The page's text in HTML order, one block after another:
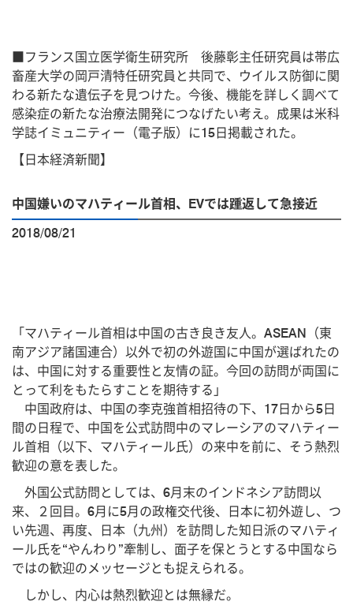
■フランス国立医学衛生研究所 後藤彰主任研究員は帯広
畜産大学の岡戸清特任研究員と共同で、ウイルス防御に関
わる新たな遺伝子を見つけた。今後、機能を詳しく調べて
感染症の新たな治療法開発につなげたい考え。成果は米科
学誌イミュニティー（電子版）に15日掲載された。
【日本経済新聞】
中国嫌いのマハティール首相、EVでは踵返して急接近
2018/08/21
「マハティール首相は中国の古き良き友人。ASEAN（東
南アジア諸国連合）以外で初の外遊国に中国が選ばれたの
は、中国に対する重要性と友情の証。今回の訪問が両国に
とって利をもたらすことを期待する」
中国政府は、中国の李克強首相招待の下、17日から5日
間の日程で、中国を公式訪問中のマレーシアのマハティー
ル首相（以下、マハティール氏）の来中を前に、そう熱烈
歓迎の意を表した。
外国公式訪問としては、6月末のインドネシア訪問以
来、２回目。6月に5月の政権交代後、日本に初外遊し、つ
い先週、再度、日本（九州）を訪問した知日派のマハティ
ール氏を“やんわり”牽制し、面子を保とうとする中国なら
ではの歓迎のメッセージとも捉えられる。
しかし、内心は熱烈歓迎とは無縁だ。